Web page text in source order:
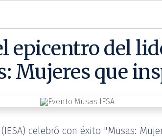
epicentro del
Mujeres que
celebró con éxito "Musas: